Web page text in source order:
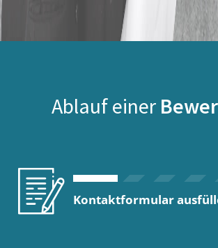
Ablauf einer
Kontaktformular